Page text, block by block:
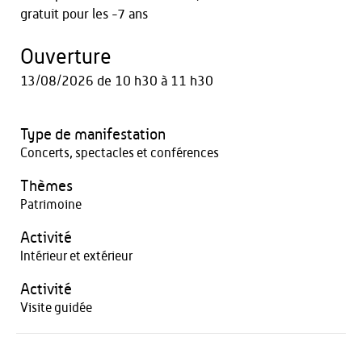
gratuit pour les -7 ans
Ouverture
13/08/2026 de 10 h30 à 11 h30
Type de manifestation
Concerts, spectacles et conférences
Thèmes
Patrimoine
Activité
Intérieur et extérieur
Activité
Visite guidée